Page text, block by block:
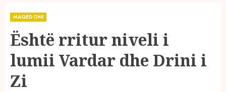
MAQEDONI
Është rritur niveli i
lumii Vardar dhe Drini i
Zi